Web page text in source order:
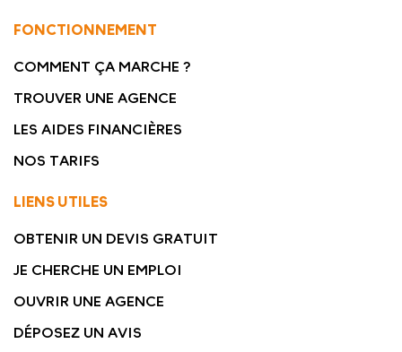
FONCTIONNEMENT
COMMENT ÇA MARCHE ?
TROUVER UNE AGENCE
LES AIDES FINANCIÈRES
NOS TARIFS
LIENS UTILES
OBTENIR UN DEVIS GRATUIT
JE CHERCHE UN EMPLOI
OUVRIR UNE AGENCE
DÉPOSEZ UN AVIS